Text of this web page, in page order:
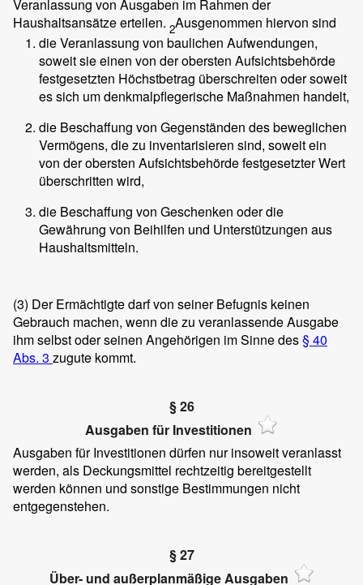
Veranlassung von Ausgaben im Rahmen der
Haushaltsansätze erteilen. 2Ausgenommen hiervon sind
die Veranlassung von baulichen Aufwendungen,
soweit sie einen von der obersten Aufsichtsbehörde
festgesetzten Höchstbetrag überschreiten oder soweit
es sich um denkmalpflegerische Maßnahmen handelt,
die Beschaffung von Gegenständen des beweglichen
Vermögens, die zu inventarisieren sind, soweit ein
von der obersten Aufsichtsbehörde festgesetzter Wert
überschritten wird,
die Beschaffung von Geschenken oder die
Gewährung von Beihilfen und Unterstützungen aus
Haushaltsmitteln.
(3) Der Ermächtigte darf von seiner Befugnis keinen
Gebrauch machen, wenn die zu veranlassende Ausgabe
ihm selbst oder seinen Angehörigen im Sinne des§ 40
Abs. 3 zugute kommt.
§ 26
Ausgaben für Investitionen
Ausgaben für Investitionen dürfen nur insoweit veranlasst
werden, als Deckungsmittel rechtzeitig bereitgestellt
werden können und sonstige Bestimmungen nicht
entgegenstehen.
§ 27
Über- und außerplanmäßige Ausgaben